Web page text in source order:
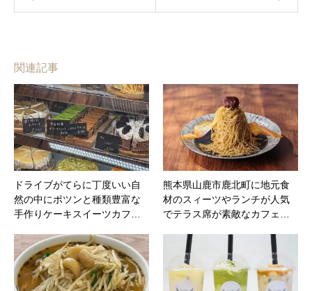
関連記事
ドライブがてらに丁度いい自
然の中にポツンと種類豊富な
手作りケーキスイーツカフ…
熊本県山鹿市鹿北町に地元食
材のスィーツやランチが人気
でテラス席が素敵なカフェ…